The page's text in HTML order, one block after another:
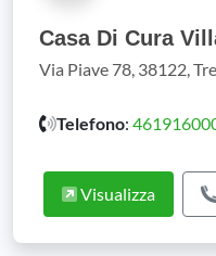
Casa Di Cura
Via Piave 78, 38122,
Telefono:
Visualizza